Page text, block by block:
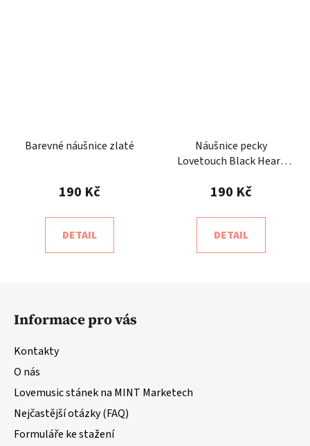
Barevné náušnice zlaté
190 Kč
DETAIL
Náušnice pecky
Lovetouch Black Heart
190 Kč
DETAIL
Informace pro vás
Kontakty
O nás
Lovemusic stánek na MINT Marketech
Nejčastější otázky (FAQ)
Formuláře ke stažení